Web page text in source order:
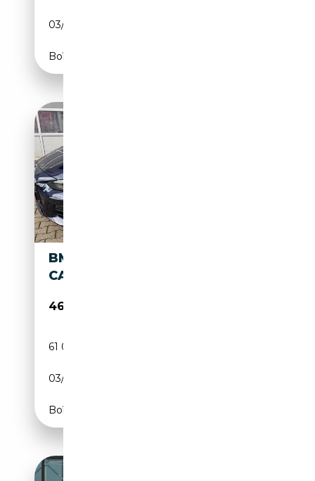
03/2018
Boîte automatique
BMW M440 BAUREIHE 4
CABRIO M440 I XDRIVE
46 999€
61 000 km
03/2022
Boîte automatique